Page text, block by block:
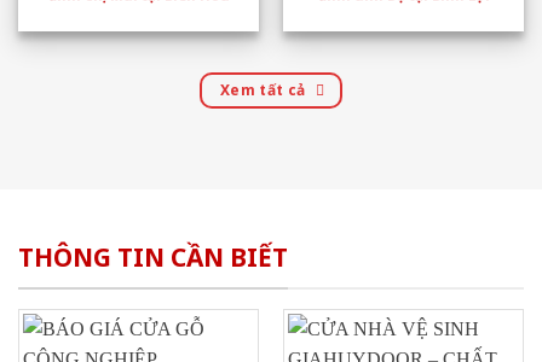
Xem tất cả
THÔNG TIN CẦN BIẾT